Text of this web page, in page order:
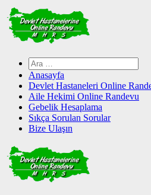
Skip
to
content
Arama:
Anasayfa
Devlet Hastaneleri Online
Aile Hekimi Online Randevu
Gebelik Hesaplama
Sıkça Sorulan Sorular
Bize Ulaşın